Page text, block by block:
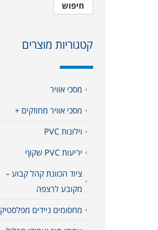
חיפוש
קטגוריות מוצרים
מסכי אוויר
מסכי אוויר מחוזקים +
וילונות PVC
יריעות PVC שקוף
ציוד הכוונת קהל קבוע –
מקובע לרצפה
מחסומים ניידים מפלסטיק